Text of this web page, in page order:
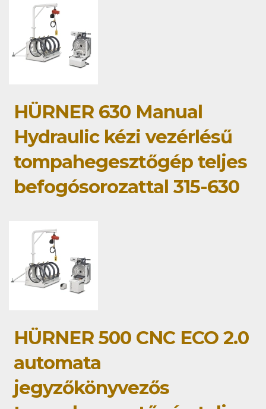
HÜRNER 630 Manual
Hydraulic kézi vezérlésű
tompahegesztőgép teljes
befogósorozattal 315-630
HÜRNER 500 CNC ECO 2.0
automata
jegyzőkönyvezős